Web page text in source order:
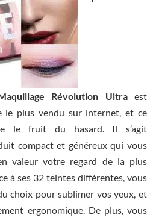
Révolution Ultraest
le plus vendu sur internet, et ce
le fruit du hasard. Il s’agit
compact et généreux qui vous
valeur votre regard de la plus
à ses 32 teintes différentes, vous
choix pour sublimer vos yeux, et
ergonomique. De plus, vous